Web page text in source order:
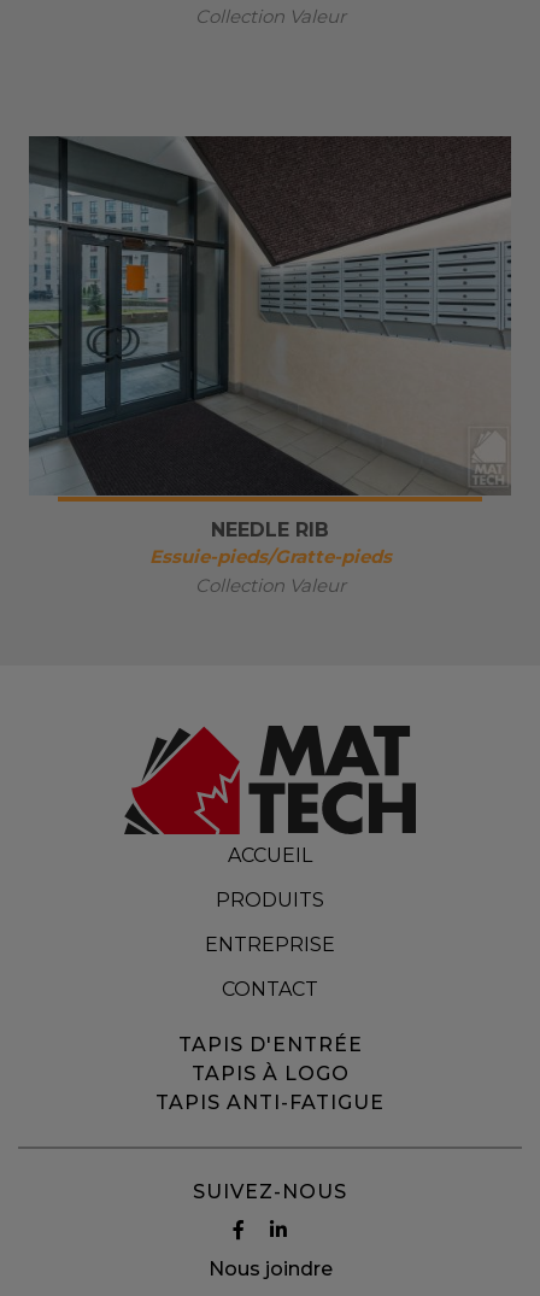
Collection Valeur
NEEDLE RIB
Essuie-pieds/Gratte-pieds
Collection Valeur
ACCUEIL
PRODUITS
ENTREPRISE
CONTACT
TAPIS D'ENTRÉE
TAPIS À LOGO
TAPIS ANTI-FATIGUE
SUIVEZ-NOUS
Nous joindre